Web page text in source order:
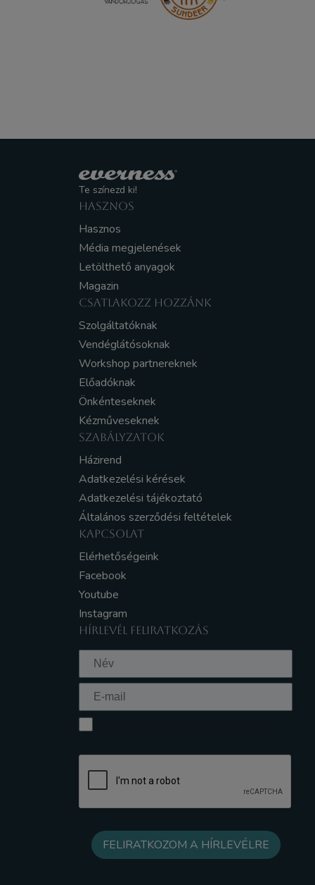
Te színezd ki!
HASZNOS
Hasznos
Média megjelenések
Letölthető anyagok
Magazin
CSATLAKOZZ HOZZÁNK
Szolgáltatóknak
Vendéglátósoknak
Workshop partnereknek
Előadóknak
Önkénteseknek
Kézműveseknek
SZABÁLYZATOK
Házirend
Adatkezelési kérések
Adatkezelési tájékoztató
Általános szerződési feltételek
KAPCSOLAT
Elérhetőségeink
Facebook
Youtube
Instagram
HÍRLEVÉL FELIRATKOZÁS